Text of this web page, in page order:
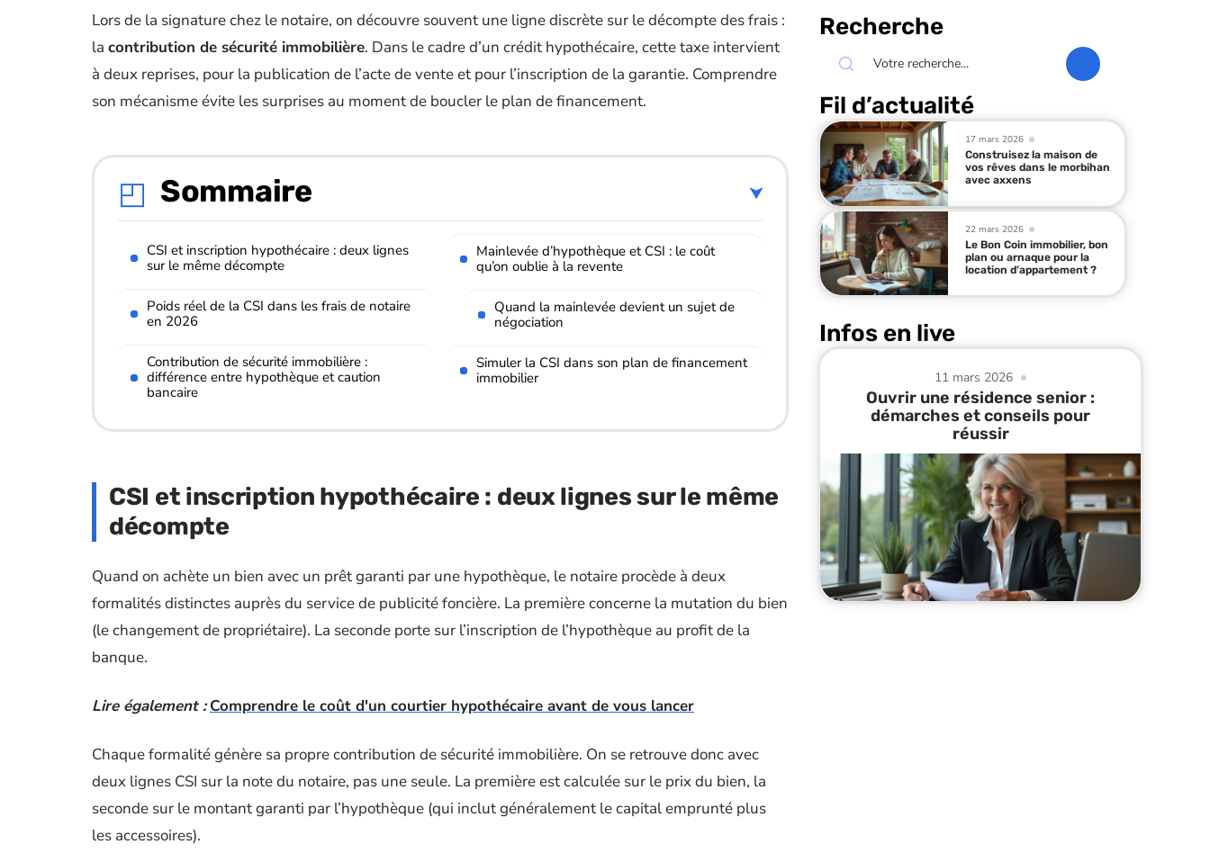
Lors de la signature chez le notaire, on découvre souvent une ligne discrète sur le décompte des frais :
la contribution de sécurité immobilière. Dans le cadre d’un crédit hypothécaire, cette taxe intervient
à deux reprises, pour la publication de l’acte de vente et pour l’inscription de la garantie. Comprendre
son mécanisme évite les surprises au moment de boucler le plan de financement.
Sommaire
CSI et inscription hypothécaire : deux lignes
sur le même décompte
Poids réel de la CSI dans les frais de notaire
en 2026
Contribution de sécurité immobilière :
différence entre hypothèque et caution
bancaire
Mainlevée d’hypothèque et CSI : le coût
qu’on oublie à la revente
Quand la mainlevée devient un sujet de
négociation
Simuler la CSI dans son plan de financement
immobilier
CSI et inscription hypothécaire : deux lignes sur le même
décompte
Quand on achète un bien avec un prêt garanti par une hypothèque, le notaire procède à deux
formalités distinctes auprès du service de publicité foncière. La première concerne la mutation du bien
(le changement de propriétaire). La seconde porte sur l’inscription de l’hypothèque au profit de la
banque.
Lire également : Comprendre le coût d'un courtier hypothécaire avant de vous lancer
Chaque formalité génère sa propre contribution de sécurité immobilière. On se retrouve donc avec
deux lignes CSI sur la note du notaire, pas une seule. La première est calculée sur le prix du bien, la
seconde sur le montant garanti par l’hypothèque (qui inclut généralement le capital emprunté plus
les accessoires).
Recherche
Fil d’actualité
17 mars 2026
Construisez la maison de
vos rêves dans le morbihan
avec axxens
22 mars 2026
Le Bon Coin immobilier, bon
plan ou arnaque pour la
location d’appartement ?
Infos en live
11 mars 2026
Ouvrir une résidence senior :
démarches et conseils pour
réussir